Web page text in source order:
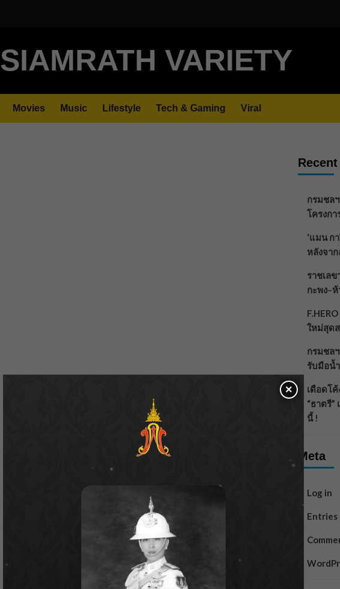
SIAMRATH VARIETY
Movies Music Lifestyle Tech & Gaming Viral
กรมชล
โครงก
‘แมน ก
หลังจา
ราชเล
กะพง–
ใหม่สุดส
กรมชล
รับมือน้
เดือดโ
“ธาตรี
นี้ !
Meta
Log in
Entries
×